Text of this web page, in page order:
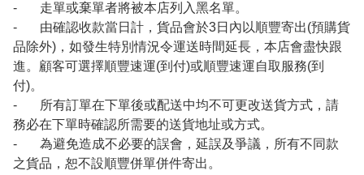
- 走單或棄單者將被本店列入黑名單。
- 由確認收款當日計，貨品會於3日內以順豐寄出(預購貨
品除外)，如發生特別情況令運送時間延長，本店會盡快跟
進。顧客可選擇順豐速運(到付)或順豐速運自取服務(到
付)。
- 所有訂單在下單後或配送中均不可更改送貨方式，請
務必在下單時確認所需要的送貨地址或方式。
- 為避免造成不必要的誤會，延誤及爭議，所有不同款
之貨品，恕不設順豐併單併件寄出。